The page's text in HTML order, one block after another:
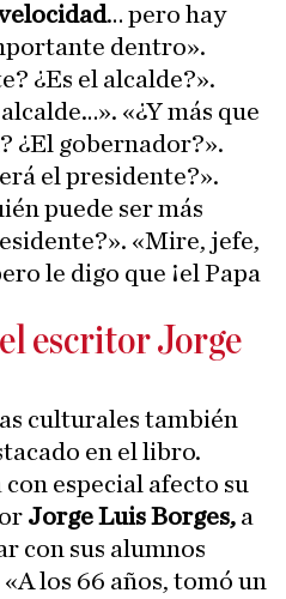
… pero hay
dentro».
¿Es el alcalde?».
«¿Y más que
¿El gobernador?».
el presidente?».
puede ser más
«Mire, jefe,
le digo que ¡el Papa
escritor Jorge
culturales también
en el libro.
especial afecto su
Jorge Luis Borges, a
con sus alumnos
los 66 años, tomó un